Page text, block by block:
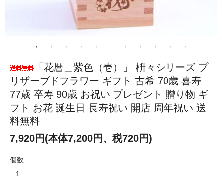
「花暦＿紫色（壱）」 枡々シリーズ プ
リザーブドフラワー ギフト 古希 70歳 喜寿
77歳 卒寿 90歳 お祝い プレゼント 贈り物 ギ
フト お花 誕生日 長寿祝い 開店 周年祝い 送
料無料
7,920円(本体7,200円、税720円)
個数